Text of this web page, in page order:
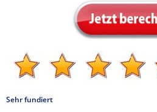
Sehr fundiert